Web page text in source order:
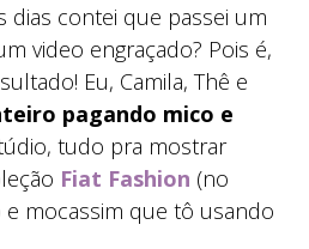
dias contei que passei um
video engraçado? Pois é,
Eu, Camila, Thê e
pagando mico e
tudo pra mostrar
Fiat Fashion (no
mocassim que tô usando